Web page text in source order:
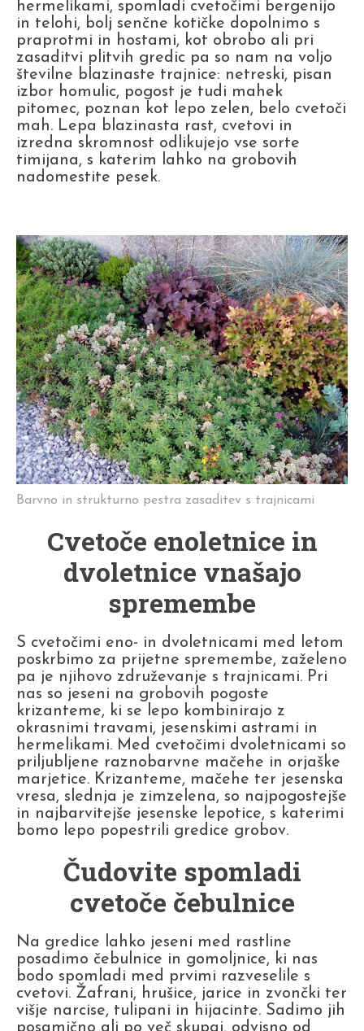
hermelikami, spomladi cvetočimi bergenijo
in telohi, bolj senčne kotičke dopolnimo s
praprotmi in hostami, kot obrobo ali pri
zasaditvi plitvih gredic pa so nam na voljo
številne blazinaste trajnice: netreski, pisan
izbor homulic, pogost je tudi mahek
pitomec, poznan kot lepo zelen, belo cvetoči
mah. Lepa blazinasta rast, cvetovi in
izredna skromnost odlikujejo vse sorte
timijana, s katerim lahko na grobovih
nadomestite pesek.
Barvno in strukturno pestra zasaditev s trajnicami
Cvetoče enoletnice in
dvoletnice vnašajo
spremembe
S cvetočimi eno- in dvoletnicami med letom
poskrbimo za prijetne spremembe, zaželeno
pa je njihovo združevanje s trajnicami. Pri
nas so jeseni na grobovih pogoste
krizanteme, ki se lepo kombinirajo z
okrasnimi travami, jesenskimi astrami in
hermelikami. Med cvetočimi dvoletnicami so
priljubljene raznobarvne mačehe in orjaške
marjetice. Krizanteme, mačehe ter jesenska
vresa, slednja je zimzelena, so najpogostejše
in najbarvitejše jesenske lepotice, s katerimi
bomo lepo popestrili gredice grobov.
Čudovite spomladi
cvetoče čebulnice
Na gredice lahko jeseni med rastline
posadimo čebulnice in gomoljnice, ki nas
bodo spomladi med prvimi razveselile s
cvetovi. Žafrani, hrušice, jarice in zvončki ter
višje narcise, tulipani in hijacinte. Sadimo jih